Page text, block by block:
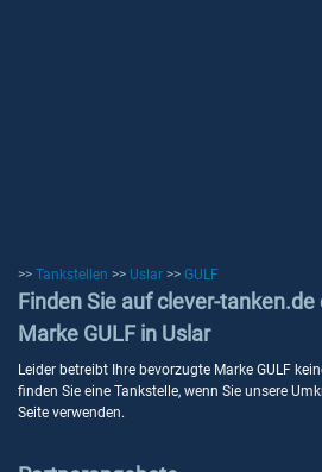
>> Tankstellen >> Uslar >> GULF
Finden Sie auf clever-
Marke GULF in Uslar
Leider betreibt Ihre bevorzugte Marke GULF
finden Sie eine Tankstelle, wenn Sie unsere
Seite verwenden.